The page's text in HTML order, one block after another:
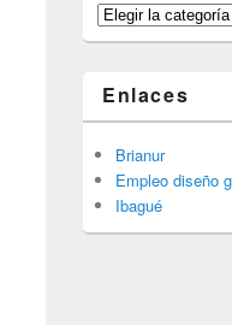
Categorías
Enlaces
Brianur
Empleo diseño
Ibagué